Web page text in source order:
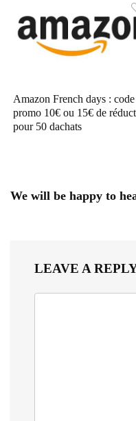
Amazon French days : code
promo 10€ ou 15€ de
pour 50 dachats
We will be happy to
LEAVE A